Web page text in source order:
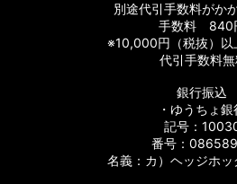
別途代引手数料がか
手数料 840
※10,000円（税抜）以
代引手数料無
銀行振込
・ゆうちょ銀
記号：
番号：
名義：カ）ヘッジホッ